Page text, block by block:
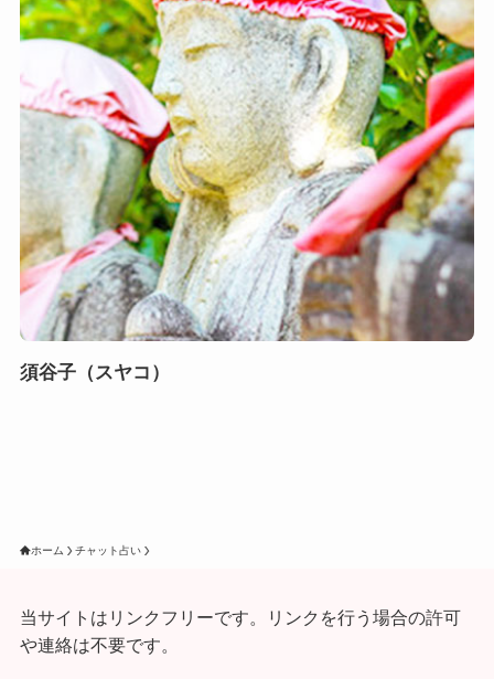
須谷子（スヤコ）
ホーム チャット占い
当サイトはリンクフリーです。リンクを行う場合の許可
や連絡は不要です。